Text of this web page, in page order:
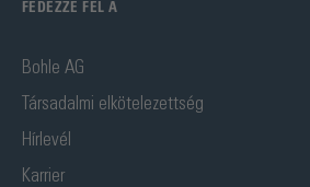
FEDEZZE FEL A
Bohle AG
Társadalmi elkötelezettség
Hírlevél
Karrier